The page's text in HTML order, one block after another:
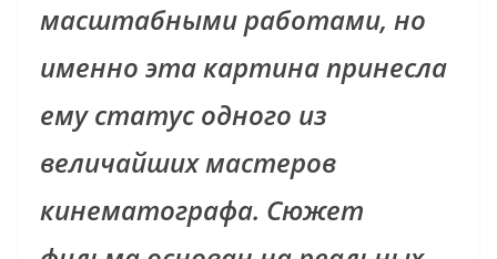
масштабными работами, но
именно эта картина принесла
ему статус одного из
величайших мастеров
кинематографа. Сюжет